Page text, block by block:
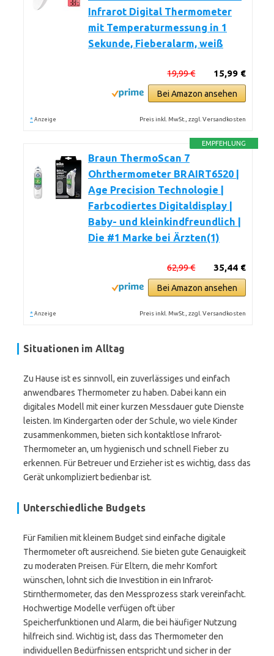
Infrarot Digital Thermometer
mit Temperaturmessung in 1
Sekunde, Fieberalarm, weiß
15,99 €
19,99 €
Bei Amazon ansehen
* Anzeige Preis inkl. MwSt., zzgl. Versandkosten
EMPFEHLUNG
Braun ThermoScan 7
Ohrthermometer BRAIRT6520 |
Age Precision Technologie |
Farbcodiertes Digitaldisplay |
Baby- und kleinkindfreundlich |
Die #1 Marke bei Ärzten(1)
35,44 €
62,99 €
Bei Amazon ansehen
* Anzeige Preis inkl. MwSt., zzgl. Versandkosten
Situationen im Alltag
Zu Hause ist es sinnvoll, ein zuverlässiges und einfach
anwendbares Thermometer zu haben. Dabei kann ein
digitales Modell mit einer kurzen Messdauer gute Dienste
leisten. Im Kindergarten oder der Schule, wo viele Kinder
zusammenkommen, bieten sich kontaktlose Infrarot-
Thermometer an, um hygienisch und schnell Fieber zu
erkennen. Für Betreuer und Erzieher ist es wichtig, dass das
Gerät unkompliziert bedienbar ist.
Unterschiedliche Budgets
Für Familien mit kleinem Budget sind einfache digitale
Thermometer oft ausreichend. Sie bieten gute Genauigkeit
zu moderaten Preisen. Für Eltern, die mehr Komfort
wünschen, lohnt sich die Investition in ein Infrarot-
Stirnthermometer, das den Messprozess stark vereinfacht.
Hochwertige Modelle verfügen oft über
Speicherfunktionen und Alarm, die bei häufiger Nutzung
hilfreich sind. Wichtig ist, dass das Thermometer den
individuellen Bedürfnissen entspricht und sicher in der